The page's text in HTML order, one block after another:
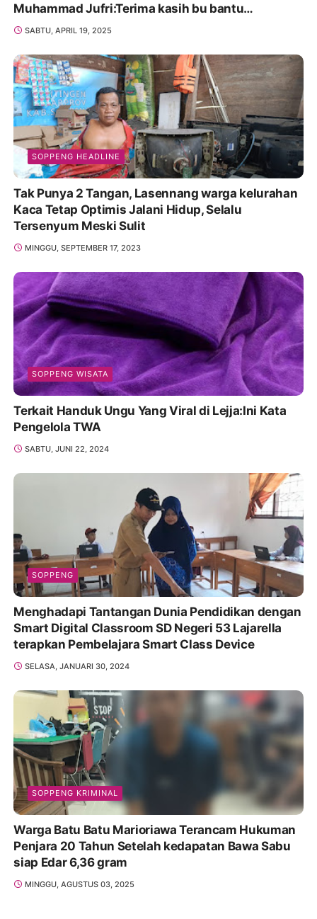
Muhammad Jufri:Terima kasih bu bantu
Promosikan
SABTU, APRIL 19, 2025
SOPPENG HEADLINE
Tak Punya 2 Tangan, Lasennang warga kelurahan
Kaca Tetap Optimis Jalani Hidup, Selalu
Tersenyum Meski Sulit
MINGGU, SEPTEMBER 17, 2023
SOPPENG WISATA
Terkait Handuk Ungu Yang Viral di Lejja:Ini Kata
Pengelola TWA
SABTU, JUNI 22, 2024
SOPPENG
Menghadapi Tantangan Dunia Pendidikan dengan
Smart Digital Classroom SD Negeri 53 Lajarella
terapkan Pembelajara Smart Class Device
SELASA, JANUARI 30, 2024
SOPPENG KRIMINAL
Warga Batu Batu Marioriawa Terancam Hukuman
Penjara 20 Tahun Setelah kedapatan Bawa Sabu
siap Edar 6,36 gram
MINGGU, AGUSTUS 03, 2025